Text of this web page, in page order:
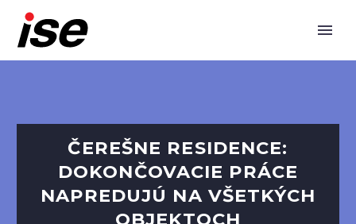
ČEREŠNE RESIDENCE:
DOKONČOVACIE PRÁCE
NAPREDUJÚ NA VŠETKÝCH
OBJEKTOCH